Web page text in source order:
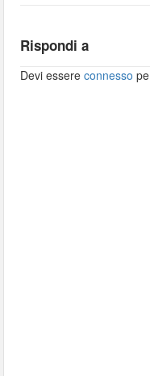
Rispondi a
Devi essereconnesso